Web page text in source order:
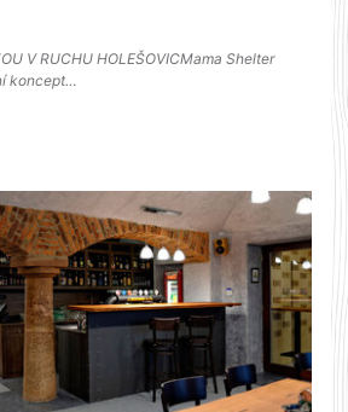
V RUCHU HOLEŠOVICMama Shelter
koncept…